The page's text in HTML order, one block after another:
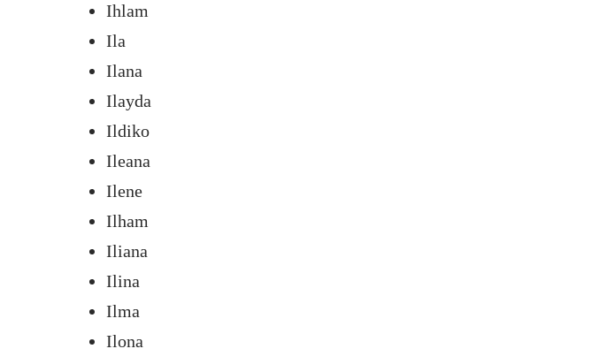
Ihlam
Ila
Ilana
Ilayda
Ildiko
Ileana
Ilene
Ilham
Iliana
Ilina
Ilma
Ilona